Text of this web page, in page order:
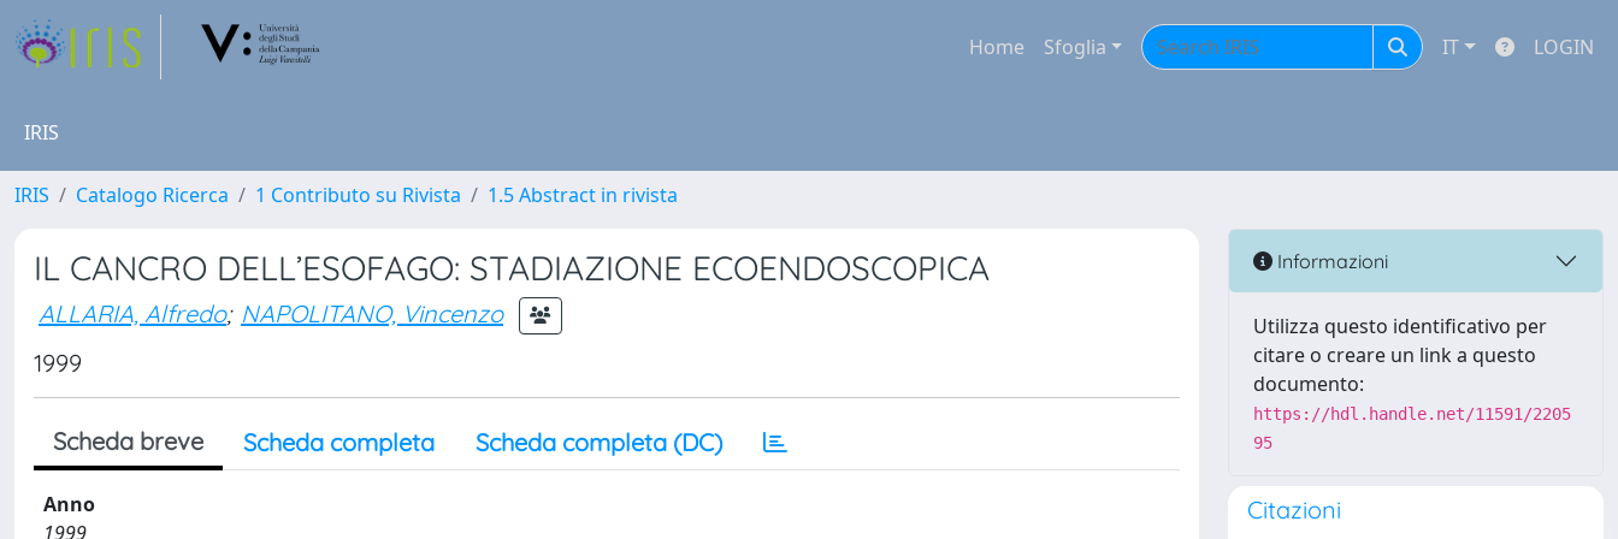
Home Sfoglia IT LOGIN
IRIS
IRIS Catalogo Ricerca 1 Contributo su Rivista 1.5 Abstract in rivista
IL CANCRO DELL’ESOFAGO: STADIAZIONE ECOENDOSCOPICA
ALLARIA, Alfredo; NAPOLITANO, Vincenzo
1999
Scheda breve Scheda completa Scheda completa (DC)
Anno
1999
Informazioni
Utilizza questo identificativo per
citare o creare un link a questo
documento:
https://hdl.handle.net/11591/2205
95
Citazioni